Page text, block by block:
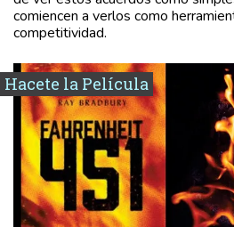
comiencen a verlos como
competitividad.
Hacete la Película